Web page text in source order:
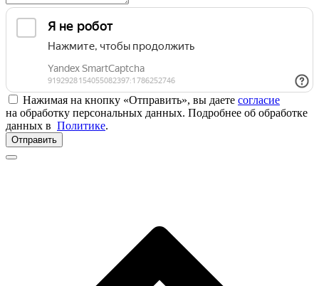
Нажимая на кнопку «Отправить», вы даете согласие
на обработку персональных данных. Подробнее об обработке
данных в Политике.
Отправить